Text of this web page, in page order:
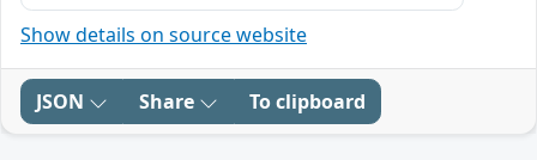
Show details on source website
JSON Share To clipboard